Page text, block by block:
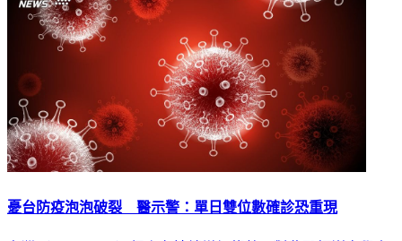
憂台防疫泡泡破裂 醫示警：單日雙位數確診恐重現